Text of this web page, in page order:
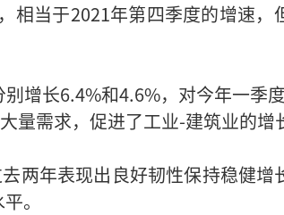
相当于2021年第四季度的增速，
增长6.4%和4.6%，对今年一季
量需求，促进了工业-建筑业的增
两年表现出良好韧性保持稳健增
。